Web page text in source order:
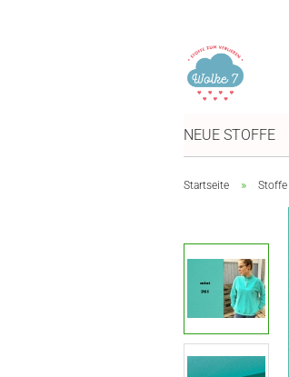
NEUE STOFFE
Startseite » Stoffe